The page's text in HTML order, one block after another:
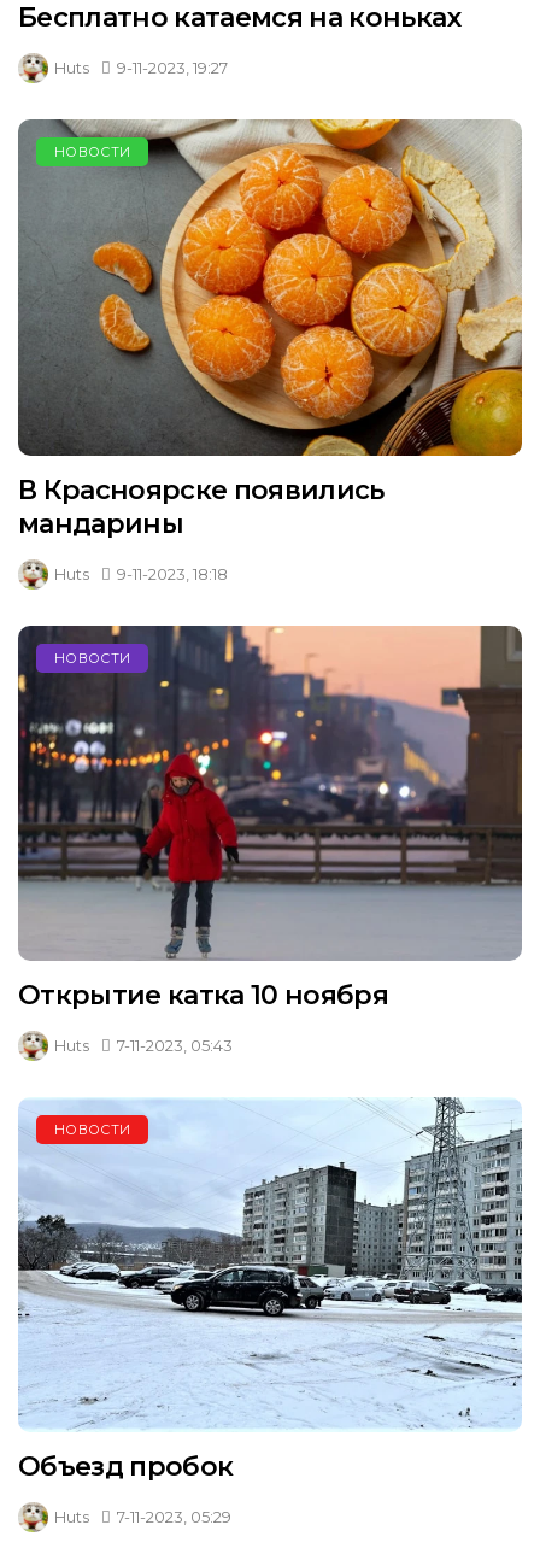
Бесплатно катаемся на коньках
Huts 9-11-2023, 19:27
НОВОСТИ
В Красноярске появились
мандарины
Huts 9-11-2023, 18:18
НОВОСТИ
Открытие катка 10 ноября
Huts 7-11-2023, 05:43
НОВОСТИ
Объезд пробок
Huts 7-11-2023, 05:29